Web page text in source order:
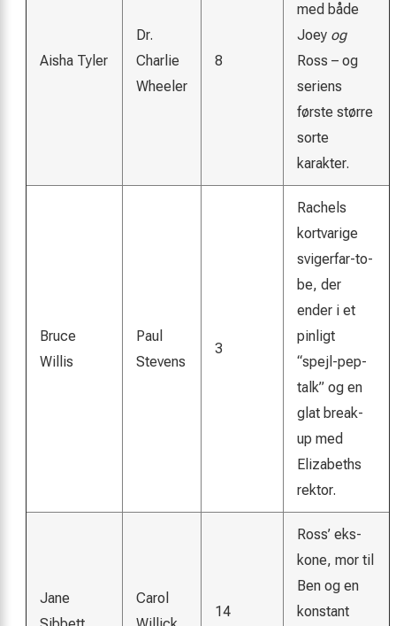
Aisha Tyler
Dr.
Charlie
Wheeler
8
med både
Joey og
Ross – og
seriens
første større
sorte
karakter.
Bruce
Willis
Paul
Stevens
3
Rachels
kortvarige
svigerfar-to-
be, der
ender i et
pinligt
“spejl-pep-
talk” og en
glat break-
up med
Elizabeths
rektor.
Jane
Carol
14
Ross’ eks-
kone, mor til
Ben og en
konstant